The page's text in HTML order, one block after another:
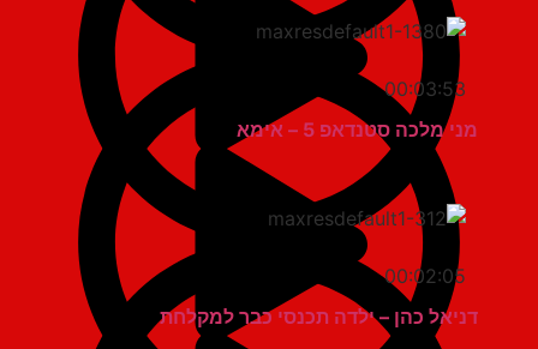
00:03:53
מני מלכה סטנדאפ 5 – אימא
00:02:05
דניאל כהן – ילדה תכנסי כבר למקלחת